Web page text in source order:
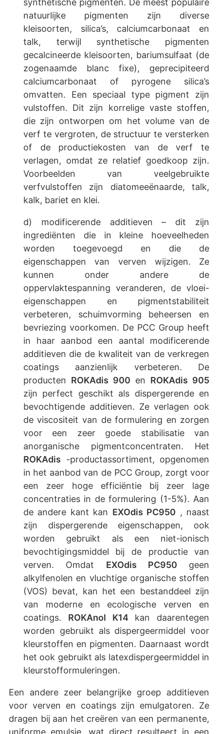
synthetische pigmenten. De meest populaire
natuurlijke pigmenten zijn diverse
kleisoorten, silica’s, calciumcarbonaat en
talk, terwijl synthetische pigmenten
gecalcineerde kleisoorten, bariumsulfaat (de
zogenaamde blanc fixe), geprecipiteerd
calciumcarbonaat of pyrogene silica’s
omvatten. Een speciaal type pigment zijn
vulstoffen. Dit zijn korrelige vaste stoffen,
die zijn ontworpen om het volume van de
verf te vergroten, de structuur te versterken
of de productiekosten van de verf te
verlagen, omdat ze relatief goedkoop zijn.
Voorbeelden van veelgebruikte
verfvulstoffen zijn diatomeeënaarde, talk,
kalk, bariet en klei.
d) modificerende additieven – dit zijn
ingrediënten die in kleine hoeveelheden
worden toegevoegd en die de
eigenschappen van verven wijzigen. Ze
kunnen onder andere de
oppervlaktespanning veranderen, de vloei-
eigenschappen en pigmentstabiliteit
verbeteren, schuimvorming beheersen en
bevriezing voorkomen. De PCC Group heeft
in haar aanbod een aantal modificerende
additieven die de kwaliteit van de verkregen
coatings aanzienlijk verbeteren. De
producten ROKAdis 900 en ROKAdis 905
zijn perfect geschikt als dispergerende en
bevochtigende additieven. Ze verlagen ook
de viscositeit van de formulering en zorgen
voor een zeer goede stabilisatie van
anorganische pigmentconcentraten. Het
ROKAdis -productassortiment, opgenomen
in het aanbod van de PCC Group, zorgt voor
een zeer hoge efficiëntie bij zeer lage
concentraties in de formulering (1-5%). Aan
de andere kant kan EXOdis PC950 , naast
zijn dispergerende eigenschappen, ook
worden gebruikt als een niet-ionisch
bevochtigingsmiddel bij de productie van
verven. Omdat EXOdis PC950 geen
alkylfenolen en vluchtige organische stoffen
(VOS) bevat, kan het een bestanddeel zijn
van moderne en ecologische verven en
coatings. ROKAnol K14 kan daarentegen
worden gebruikt als dispergeermiddel voor
kleurstoffen en pigmenten. Daarnaast wordt
het ook gebruikt als latexdispergeermiddel in
kleurstofformuleringen.
Een andere zeer belangrijke groep additieven
voor verven en coatings zijn emulgatoren. Ze
dragen bij aan het creëren van een permanente,
uniforme emulsie, wat direct resulteert in een